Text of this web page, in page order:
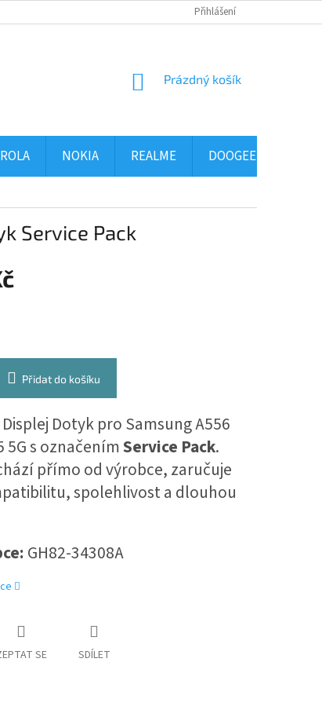
PODMÍNKY OCHRANY OSOBNÍCH
Přihlášení
NÁKUPNÍ
Prázdný košík
NOKIA REALME DOOGEE
Service Pack
Přidat do košíku
Displej Dotyk pro Samsung A556
5G s označenímService Pack.
přímo od výrobce, zaručuje
spolehlivost a dlouhou
: GH82-34308A
SE SDÍLET